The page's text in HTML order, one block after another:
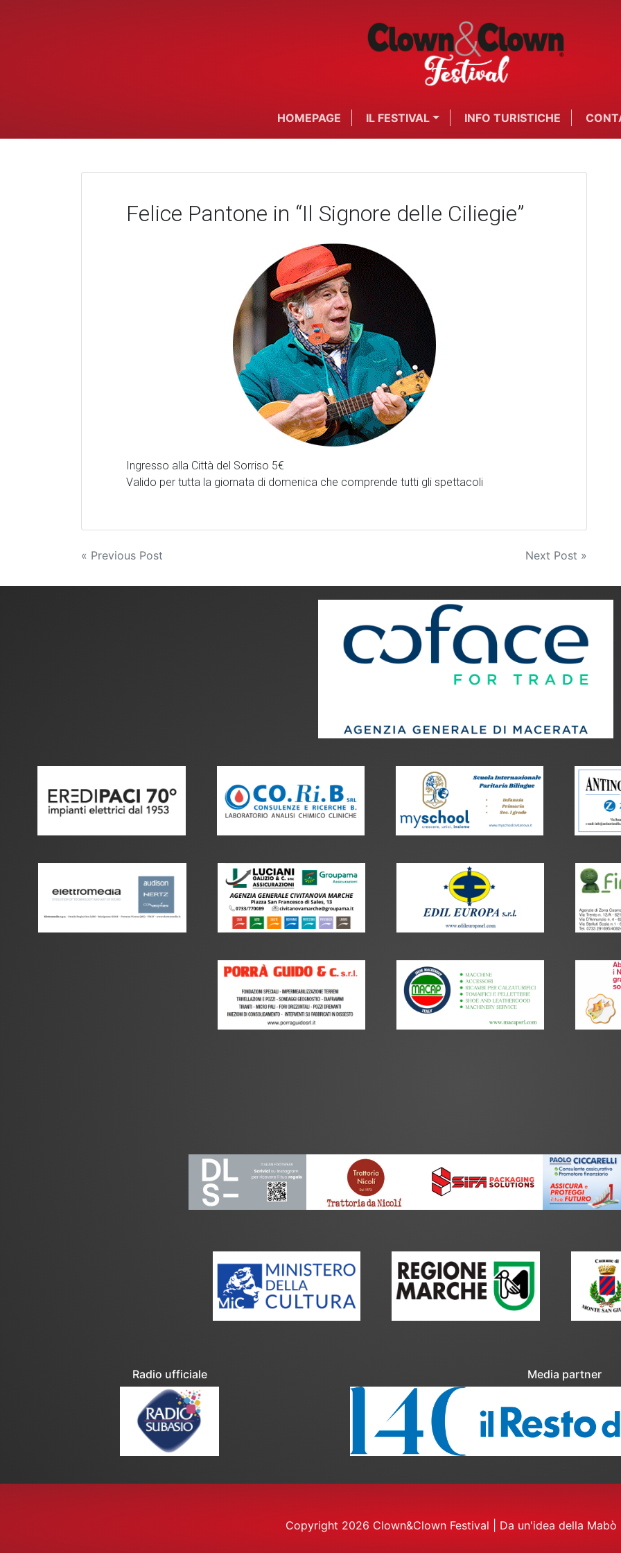
HOMEPAGE IL FESTIVAL INFO TURISTICHE
Felice Pantone in “Il Signore delle Ciliegie”
Ingresso alla Città del Sorriso 5€
Valido per tutta la giornata di domenica che comprende tutti gli spettacoli
Navigazione
articoli
« Previous Post Next Post »
Radio ufficiale Media partner
Copyright 2026 Clown&Clown Festival Da un'idea della Mabò